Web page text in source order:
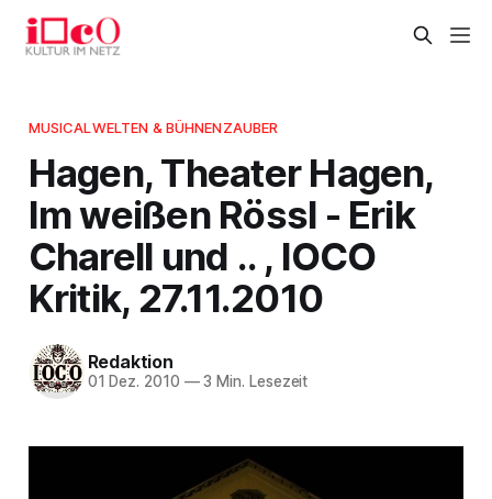
MUSICALWELTEN & BÜHNENZAUBER
Hagen, Theater Hagen,
Im weißen Rössl - Erik
Charell und .. , IOCO
Kritik, 27.11.2010
Redaktion
01 Dez. 2010 —3 Min. Lesezeit